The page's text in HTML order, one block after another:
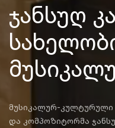
ჯანსუღ
მუსიკალურ-
და კომპოზიტორმა